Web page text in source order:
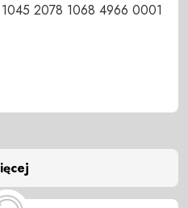
2078 1068 4966 0001